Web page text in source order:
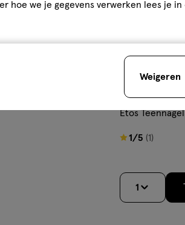
1 stuk
Etos
1/5 (1)
1
sterren
op
1
hoe we je gegevens verwerken lees je in
Weigeren